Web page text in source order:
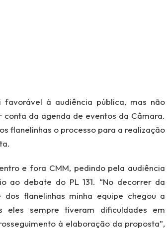
á audiência pública, mas não
da agenda de eventos da Câmara.
flanelinhas o processo para a realização
e fora CMM, pedindo pela audiência
ao debate do PL 131. “No decorrer da
flanelinhas minha equipe chegou a
eles sempre tiveram dificuldades em
à elaboração da proposta”,